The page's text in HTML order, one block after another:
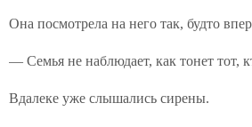
Она посмотрела на него так, будто
— Семья не наблюдает, как тонет тот,
Вдалеке уже слышались сирены.